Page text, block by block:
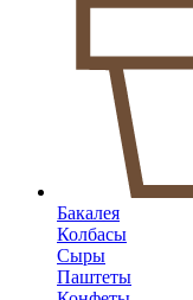
Бакалея
Колбасы
Сыры
Паштеты